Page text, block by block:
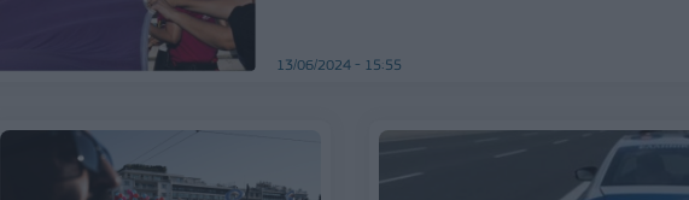
13/06/2024 - 15:55